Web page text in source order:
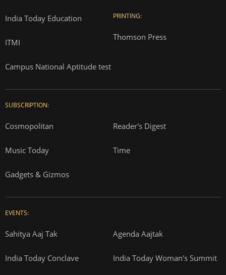
India Today Education
ITMI
Campus National Aptitude test
PRINTING:
Thomson Press
SUBSCRIPTION:
Cosmopolitan Reader's Digest
Music Today Time
Gadgets & Gizmos
EVENTS:
Sahitya Aaj Tak Agenda Aajtak
India Today Conclave India Today Woman's Summit